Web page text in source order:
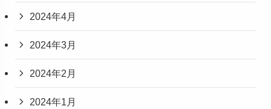
2024年4月
2024年3月
2024年2月
2024年1月